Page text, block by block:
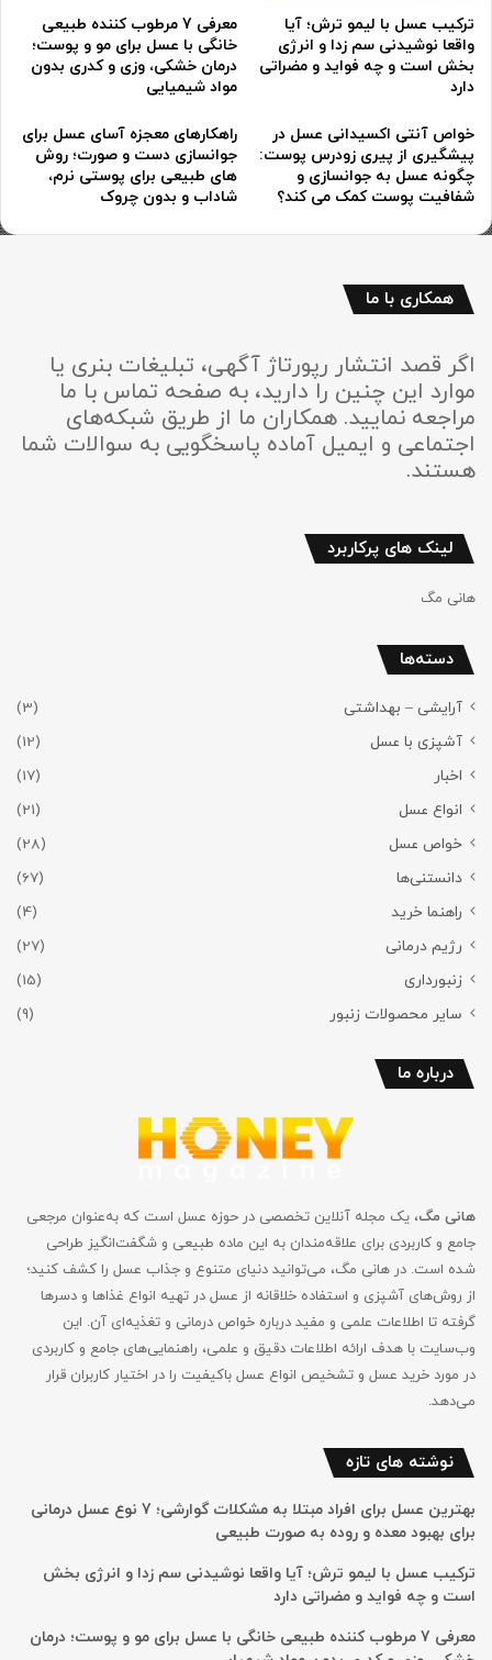
ترکیب عسل با لیمو ترش؛ آیا
واقعا نوشیدنی سم زدا و انرژی
بخش است و چه فواید و مضراتی
دارد
معرفی 7 مرطوب کننده طبیعی
خانگی با عسل برای مو و پوست؛
درمان خشکی، وزی و کدری بدون
مواد شیمیایی
خواص آنتی اکسیدانی عسل در
پیشگیری از پیری زودرس پوست:
چگونه عسل به جوانسازی و
شفافیت پوست کمک می کند؟
راهکارهای معجزه آسای عسل برای
جوانسازی دست و صورت؛ روش
های طبیعی برای پوستی نرم،
شاداب و بدون چروک
همکاری با ما
اگر قصد انتشار رپورتاژ آگهی، تبلیغات بنری یا
موارد این چنین را دارید، به صفحه تماس با ما
مراجعه نمایید. همکاران ما از طریق شبکه‌های
اجتماعی و ایمیل آماده پاسخگویی به سوالات شما
هستند.
لینک های پرکاربرد
هانی مگ
دسته‌ها
آرایشی – بهداشتی
(3)
آشپزی با عسل
(12)
اخبار
(17)
انواع عسل
(21)
خواص عسل
(28)
دانستنی‌ها
(67)
راهنما خرید
(4)
رژیم درمانی
(27)
زنبورداری
(15)
سایر محصولات زنبور
(9)
درباره ما
هانی مگ، یک مجله آنلاین تخصصی در حوزه عسل است که به‌عنوان مرجعی
جامع و کاربردی برای علاقه‌مندان به این ماده طبیعی و شگفت‌انگیز طراحی
شده است. در هانی مگ، می‌توانید دنیای متنوع و جذاب عسل را کشف کنید؛
از روش‌های آشپزی و استفاده خلاقانه از عسل در تهیه انواع غذاها و دسرها
گرفته تا اطلاعات علمی و مفید درباره خواص درمانی و تغذیه‌ای آن. این
وب‌سایت با هدف ارائه اطلاعات دقیق و علمی، راهنمایی‌های جامع‌ و کاربردی
در مورد خرید عسل و تشخیص انواع عسل باکیفیت را در اختیار کاربران قرار
می‌دهد.
نوشته های تازه
بهترین عسل برای افراد مبتلا به مشکلات گوارشی؛ 7 نوع عسل درمانی
برای بهبود معده و روده به صورت طبیعی
ترکیب عسل با لیمو ترش؛ آیا واقعا نوشیدنی سم زدا و انرژی بخش
است و چه فواید و مضراتی دارد
معرفی 7 مرطوب کننده طبیعی خانگی با عسل برای مو و پوست؛ درمان